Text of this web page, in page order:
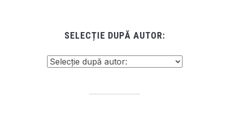
SELECȚIE DUPĂ AUTOR: